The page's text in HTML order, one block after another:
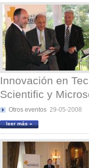
Innovación en
Scientific y
Otros eventos 29-05-2008
leer más »